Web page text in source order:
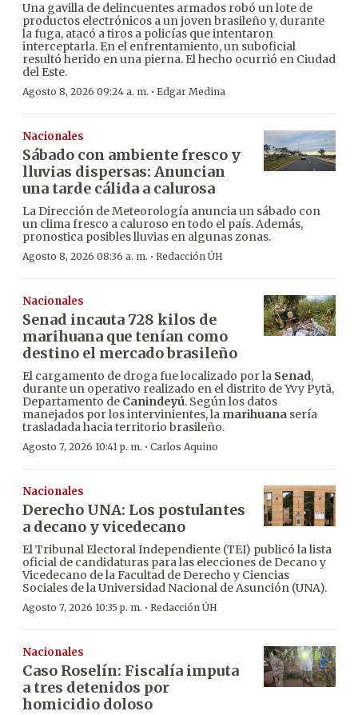
Una gavilla de delincuentes armados robó un lote de
productos electrónicos a un joven brasileño y, durante
la fuga, atacó a tiros a policías que intentaron
interceptarla. En el enfrentamiento, un suboficial
resultó herido en una pierna. El hecho ocurrió en Ciudad
del Este.
Agosto 8, 2026 09:24 a. m. · Edgar Medina
Nacionales
Sábado con ambiente fresco y
lluvias dispersas: Anuncian
una tarde cálida a calurosa
La Dirección de Meteorología anuncia un sábado con
un clima fresco a caluroso en todo el país. Además,
pronostica posibles lluvias en algunas zonas.
Agosto 8, 2026 08:36 a. m. · Redacción ÚH
Nacionales
Senad incauta 728 kilos de
marihuana que tenían como
destino el mercado brasileño
El cargamento de droga fue localizado por la Senad,
durante un operativo realizado en el distrito de Yvy Pytã,
Departamento de Canindeyú. Según los datos
manejados por los intervinientes, la marihuana sería
trasladada hacia territorio brasileño.
Agosto 7, 2026 10:41 p. m. · Carlos Aquino
Nacionales
Derecho UNA: Los postulantes
a decano y vicedecano
El Tribunal Electoral Independiente (TEI) publicó la lista
oficial de candidaturas para las elecciones de Decano y
Vicedecano de la Facultad de Derecho y Ciencias
Sociales de la Universidad Nacional de Asunción (UNA).
Agosto 7, 2026 10:35 p. m. · Redacción ÚH
Nacionales
Caso Roselín: Fiscalía imputa
a tres detenidos por
homicidio doloso